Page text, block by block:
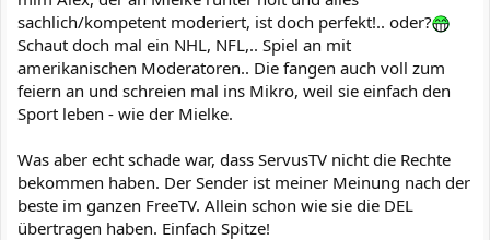
sachlich/kompetent moderiert, ist doch perfekt!.. oder?
Schaut doch mal ein NHL, NFL,.. Spiel an mit
amerikanischen Moderatoren.. Die fangen auch voll zum
feiern an und schreien mal ins Mikro, weil sie einfach den
Sport leben - wie der Mielke.
Was aber echt schade war, dass ServusTV nicht die Rechte
bekommen haben. Der Sender ist meiner Meinung nach der
beste im ganzen FreeTV. Allein schon wie sie die DEL
übertragen haben. Einfach Spitze!